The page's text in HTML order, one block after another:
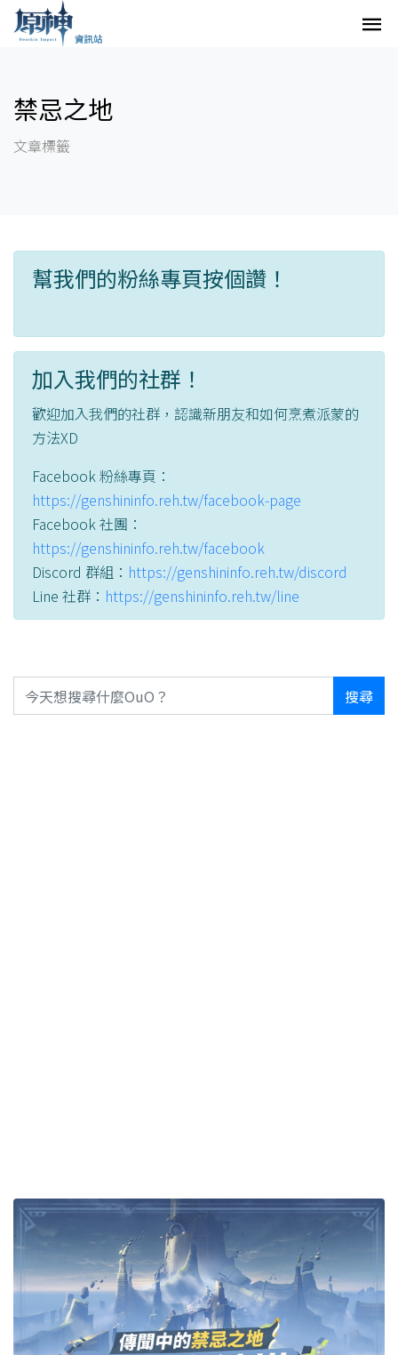
禁忌之地
文章標籤
幫我們的粉絲專頁按個讚！
加入我們的社群！
歡迎加入我們的社群，認識新朋友和如何烹煮派蒙的
方法XD
Facebook 粉絲專頁：
https://genshininfo.reh.tw/facebook-page
Facebook 社團：
https://genshininfo.reh.tw/facebook
Discord 群組： https://genshininfo.reh.tw/discord
Line 社群： https://genshininfo.reh.tw/line
搜尋